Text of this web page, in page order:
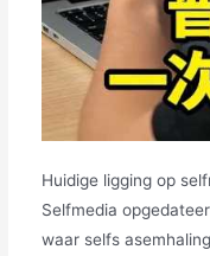
Huidige ligging op
Selfmedia
waar selfs